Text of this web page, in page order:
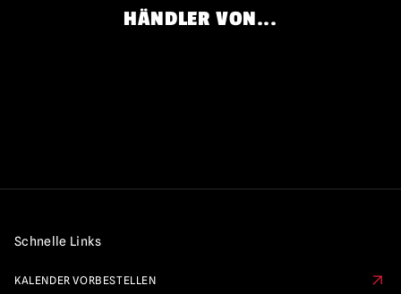
HÄNDLER VON...
Schnelle Links
KALENDER VORBESTELLEN